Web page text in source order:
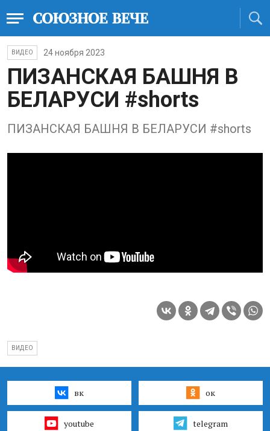
ВИДЕО 24 ноября 2023
ПИЗАНСКАЯ БАШНЯ В
БЕЛАРУСИ #shorts
ПИЗАНСКАЯ БАШНЯ В БЕЛАРУСИ #shorts
ВИДЕО
вк ок
youtube telegram